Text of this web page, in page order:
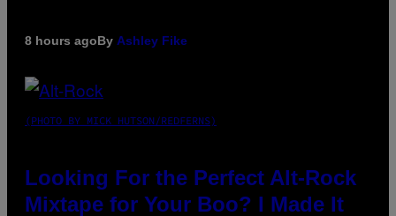
8 hours agoBy Ashley Fike
(PHOTO BY MICK HUTSON/REDFERNS)
Looking For the Perfect Alt-Rock
Mixtape for Your Boo? I Made It